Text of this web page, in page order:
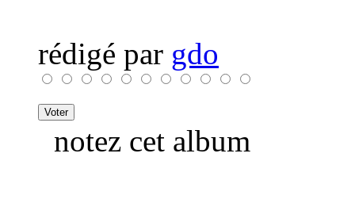
rédigé par gdo
notez cet album